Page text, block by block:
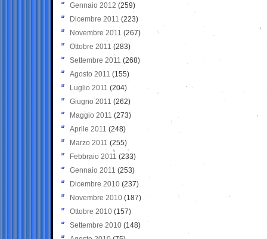
Gennaio 2012 (259)
Dicembre 2011 (223)
Novembre 2011 (267)
Ottobre 2011 (283)
Settembre 2011 (268)
Agosto 2011 (155)
Luglio 2011 (204)
Giugno 2011 (262)
Maggio 2011 (273)
Aprile 2011 (248)
Marzo 2011 (255)
Febbraio 2011 (233)
Gennaio 2011 (253)
Dicembre 2010 (237)
Novembre 2010 (187)
Ottobre 2010 (157)
Settembre 2010 (148)